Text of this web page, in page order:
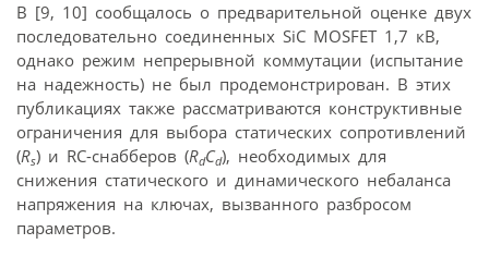
В [9, 10] сообщалось о предварительной оценке двух
последовательно соединенных SiC MOSFET 1,7 кВ,
однако режим непрерывной коммутации (испытание
на надежность) не был продемонстрирован. В этих
публикациях также рассматриваются конструктивные
ограничения для выбора статических сопротивлений
(Rs) и RC-снабберов (RdCd), необходимых для
снижения статического и динамического небаланса
напряжения на ключах, вызванного разбросом
параметров.